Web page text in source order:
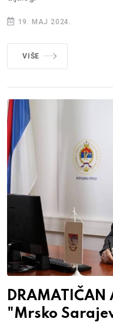
19. MAJ 2024.
VIŠE
DRAMATIČAN
"Mrsko